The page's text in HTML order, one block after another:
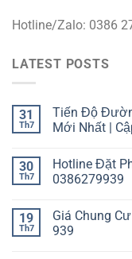
Hotline/Zalo: 0386
LATEST POSTS
31
Th7
Tiến Độ
Mới Nhất |
30
Th7
Hotline Đặt
0386279939
19
Th7
Giá Chung
939